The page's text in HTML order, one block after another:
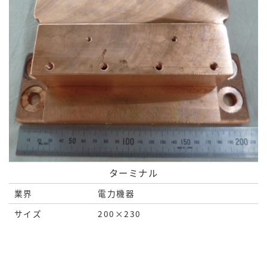
ターミナル
業界
電力機器
サイズ
200×230